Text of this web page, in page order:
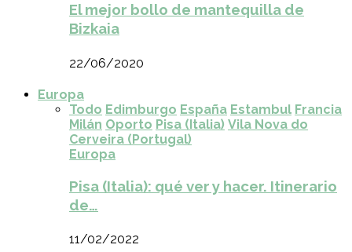
El mejor bollo de mantequilla de
Bizkaia
22/06/2020
Europa
Todo Edimburgo España Estambul Francia
Milán Oporto Pisa (Italia) Vila Nova do
Cerveira (Portugal)
Europa
Pisa (Italia): qué ver y hacer. Itinerario
de…
11/02/2022